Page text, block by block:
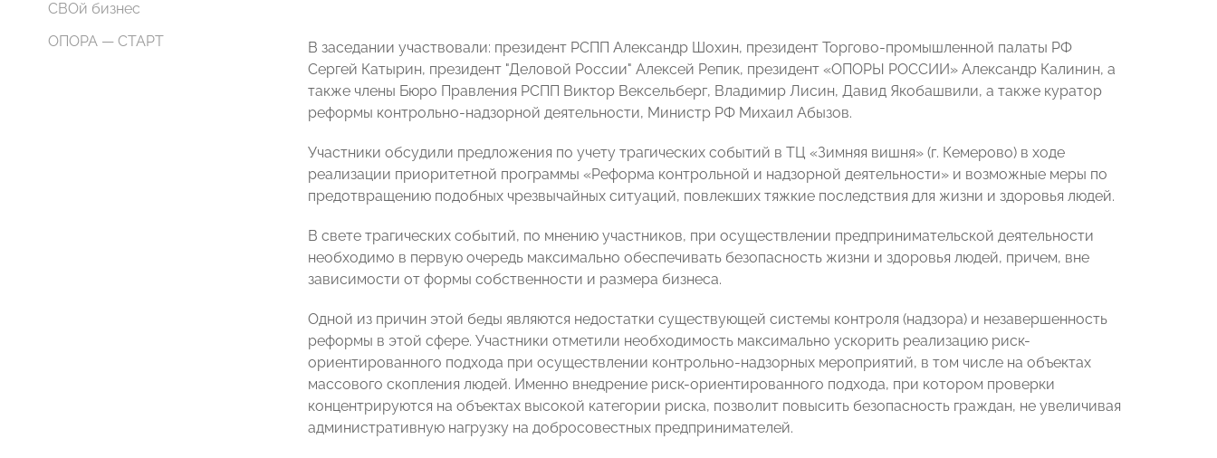
СВОй бизнес
ОПОРА — СТАРТ
В заседании участвовали: президент РСПП Александр Шохин, президент Торгово-промышленной палаты РФ
Сергей Катырин, президент "Деловой России" Алексей Репик, президент «ОПОРЫ РОССИИ» Александр Калинин, а
также члены Бюро Правления РСПП Виктор Вексельберг, Владимир Лисин, Давид Якобашвили, а также куратор
реформы контрольно-надзорной деятельности, Министр РФ Михаил Абызов.
Участники обсудили предложения по учету трагических событий в ТЦ «Зимняя вишня» (г. Кемерово) в ходе
реализации приоритетной программы «Реформа контрольной и надзорной деятельности» и возможные меры по
предотвращению подобных чрезвычайных ситуаций, повлекших тяжкие последствия для жизни и здоровья людей.
В свете трагических событий, по мнению участников, при осуществлении предпринимательской деятельности
необходимо в первую очередь максимально обеспечивать безопасность жизни и здоровья людей, причем, вне
зависимости от формы собственности и размера бизнеса.
Одной из причин этой беды являются недостатки существующей системы контроля (надзора) и незавершенность
реформы в этой сфере. Участники отметили необходимость максимально ускорить реализацию риск-
ориентированного подхода при осуществлении контрольно-надзорных мероприятий, в том числе на объектах
массового скопления людей. Именно внедрение риск-ориентированного подхода, при котором проверки
концентрируются на объектах высокой категории риска, позволит повысить безопасность граждан, не увеличивая
административную нагрузку на добросовестных предпринимателей.